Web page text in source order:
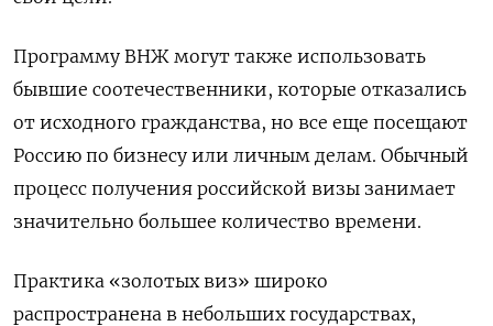
Программу ВНЖ могут также использовать
бывшие соотечественники, которые отказались
от исходного гражданства, но все еще посещают
Россию по бизнесу или личным делам. Обычный
процесс получения российской визы занимает
значительно большее количество времени.
Практика «золотых виз» широко
распространена в небольших государствах,